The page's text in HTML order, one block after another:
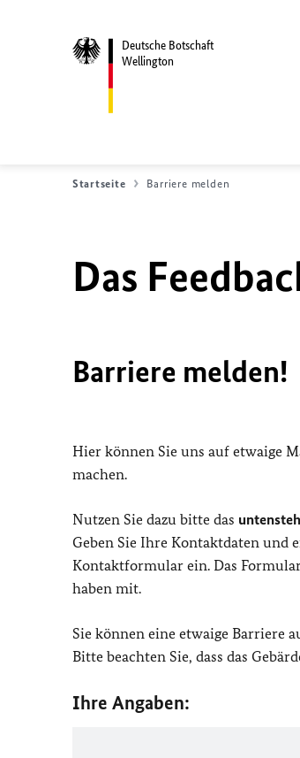
Deutsche Botschaft
Wellington
Startseite Barriere melden
Das
Barriere melden!
Hier können Sie uns auf etwaige
machen.
Nutzen Sie dazu bitte das
Geben Sie Ihre Kontaktdaten und
Kontaktformular ein. Das
haben mit.
Sie können eine etwaige Barriere
Bitte beachten Sie, dass das
Ihre Angaben: